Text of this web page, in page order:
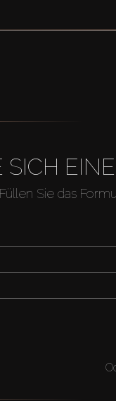
SICH
Füllen Sie das